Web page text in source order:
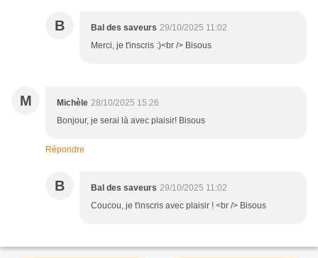
B Bal des saveurs 29/10/2025 11:02
Merci, je t'inscris :)<br /> Bisous
M Michèle 28/10/2025 15:26
Bonjour, je serai là avec plaisir! Bisous
Répondre
B Bal des saveurs 29/10/2025 11:02
Coucou, je t'inscris avec plaisir ! <br /> Bisous